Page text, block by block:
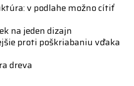
v podlahe možno cítiť
na jeden dizajn
proti poškriabaniu vďaka
dreva